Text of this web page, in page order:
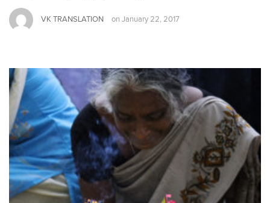
VK TRANSLATION on January 22, 2017